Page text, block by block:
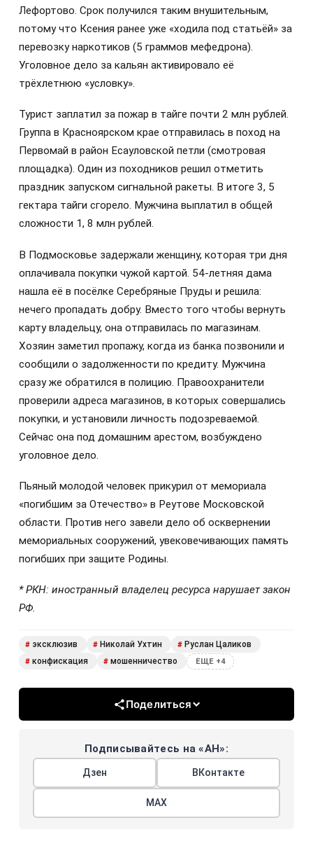
Лефортово. Срок получился таким внушительным,
потому что Ксения ранее уже «ходила под статьёй» за
перевозку наркотиков (5 граммов мефедрона).
Уголовное дело за кальян активировало её
трёхлетнюю «условку».
Турист заплатил за пожар в тайге почти 2 млн рублей.
Группа в Красноярском крае отправилась в поход на
Первомай в район Есауловской петли (смотровая
площадка). Один из походников решил отметить
праздник запуском сигнальной ракеты. В итоге 3, 5
гектара тайги сгорело. Мужчина выплатил в общей
сложности 1, 8 млн рублей.
В Подмосковье задержали женщину, которая три дня
оплачивала покупки чужой картой. 54‑летняя дама
нашла её в посёлке Серебряные Пруды и решила:
нечего пропадать добру. Вместо того чтобы вернуть
карту владельцу, она отправилась по магазинам.
Хозяин заметил пропажу, когда из банка позвонили и
сообщили о задолженности по кредиту. Мужчина
сразу же обратился в полицию. Правоохранители
проверили адреса магазинов, в которых совершались
покупки, и установили личность подозреваемой.
Сейчас она под домашним арестом, возбуждено
уголовное дело.
Пьяный молодой человек прикурил от мемориала
«погибшим за Отечество» в Реутове Московской
области. Против него завели дело об осквернении
мемориальных сооружений, увековечивающих память
погибших при защите Родины.
* РКН: иностранный владелец ресурса нарушает закон
РФ.
# эксклюзив # Николай Ухтин # Руслан Цаликов
# конфискация # мошенничество ЕЩЕ +4
Поделиться
Подписывайтесь на «АН»:
Дзен ВКонтакте
МАХ